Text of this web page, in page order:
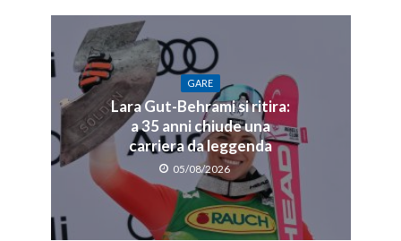
GARE
Lara Gut-Behrami si ritira:
a 35 anni chiude una
carriera da leggenda
05/08/2026